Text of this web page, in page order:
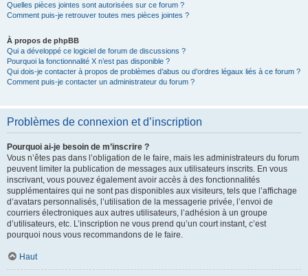
Quelles pièces jointes sont autorisées sur ce forum ?
Comment puis-je retrouver toutes mes pièces jointes ?
À propos de phpBB
Qui a développé ce logiciel de forum de discussions ?
Pourquoi la fonctionnalité X n’est pas disponible ?
Qui dois-je contacter à propos de problèmes d’abus ou d’ordres légaux liés à ce forum ?
Comment puis-je contacter un administrateur du forum ?
Problèmes de connexion et d’inscription
Pourquoi ai-je besoin de m’inscrire ?
Vous n’êtes pas dans l’obligation de le faire, mais les administrateurs du forum
peuvent limiter la publication de messages aux utilisateurs inscrits. En vous
inscrivant, vous pouvez également avoir accès à des fonctionnalités
supplémentaires qui ne sont pas disponibles aux visiteurs, tels que l’affichage
d’avatars personnalisés, l’utilisation de la messagerie privée, l’envoi de
courriers électroniques aux autres utilisateurs, l’adhésion à un groupe
d’utilisateurs, etc. L’inscription ne vous prend qu’un court instant, c’est
pourquoi nous vous recommandons de le faire.
Haut